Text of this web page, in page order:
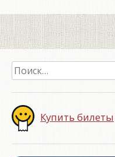
Найти:
Купить билеты